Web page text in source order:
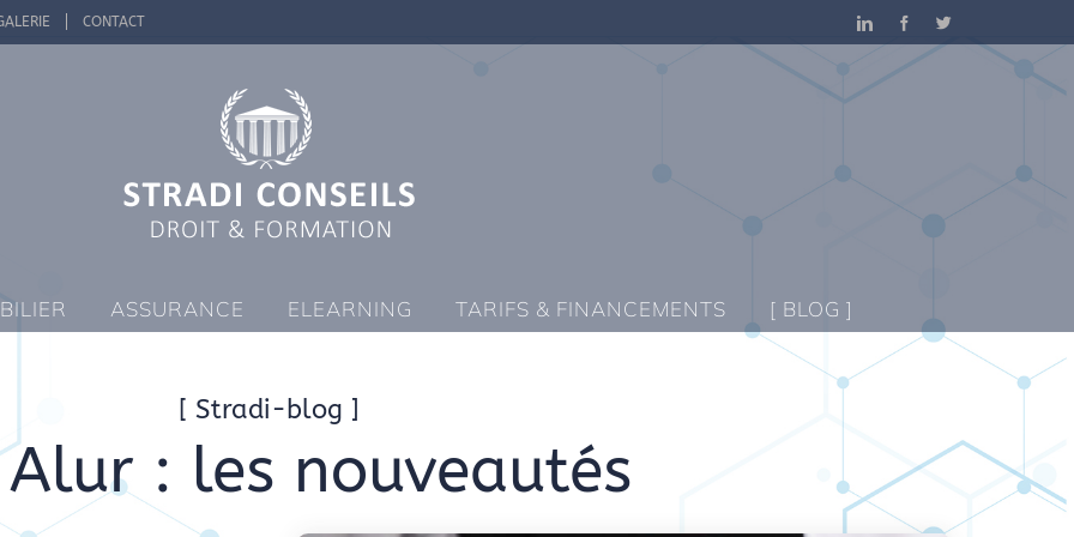
CONTACT LinkedInFacebook
ASSURANCE ELEARNING TARIFS & FINANCEMENTS [ BLOG ]
[ Stradi-blog ]
: les nouveautés